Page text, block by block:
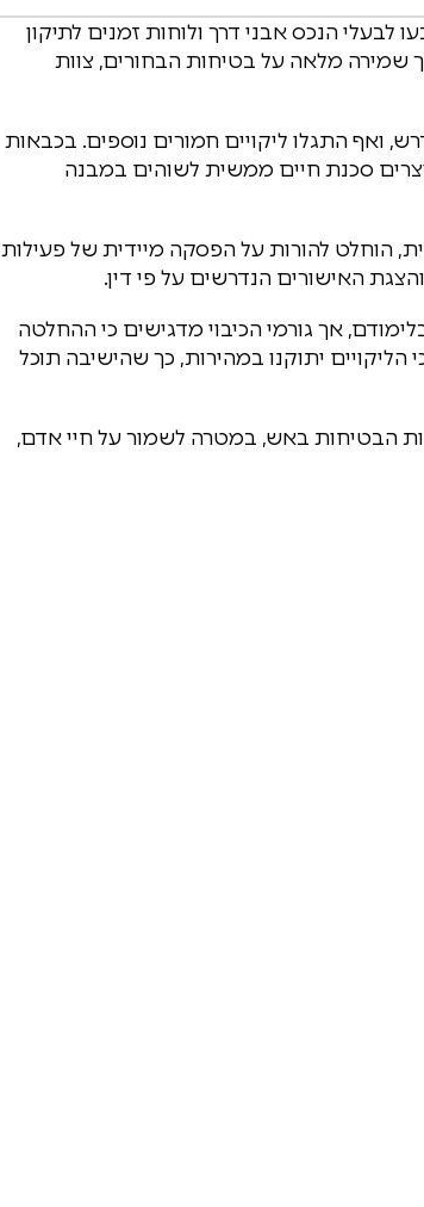
הנכס אבני דרך ולוחות זמנים לתיקון
שמירה מלאה על בטיחות הבחורים, צוות
ואף התגלו ליקויים חמורים נוספים. בכבאות
סכנת חיים ממשית לשוהים במבנה
הוחלט להורות על הפסקה מיידית של פעילות
האישורים הנדרשים על פי דין.
אך גורמי הכיבוי מדגישים כי ההחלטה
יתוקנו במהירות, כך שהישיבה תוכל
הבטיחות באש, במטרה לשמור על חיי אדם,